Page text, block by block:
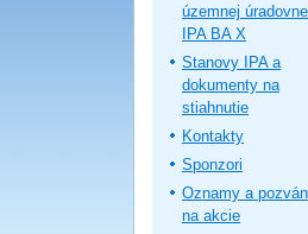
územnej úradovne
IPA BA X
Stanovy IPA a
dokumenty na
stiahnutie
Kontakty
Sponzori
Oznamy a
na akcie